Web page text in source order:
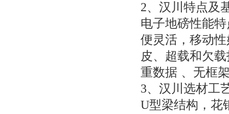
2、汉川特点及
电子地磅性能
便灵活，移动
皮、超载和欠
重数据 、无框
3、汉川选材工
U型梁结构，花